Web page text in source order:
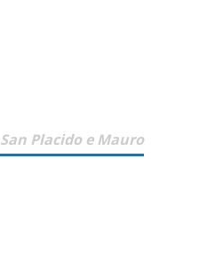
San Placido e Mauro